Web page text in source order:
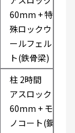
60mm + 特
殊ロックウ
ールフェル
ト(鉄骨梁)
柱 2時間
アスロック
60mm + モ
ノコート(鋼